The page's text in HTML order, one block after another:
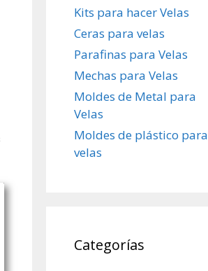
Kits para hacer Velas
Ceras para velas
Parafinas para Velas
Mechas para Velas
Moldes de Metal para
Velas
Moldes de plástico para
velas
Categorías